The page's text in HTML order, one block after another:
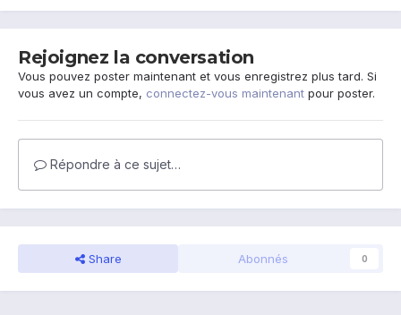
Rejoignez la conversation
Vous pouvez poster maintenant et vous enregistrez plus tard. Si
vous avez un compte, connectez-vous maintenant pour poster.
Répondre à ce sujet…
Share Abonnés 0